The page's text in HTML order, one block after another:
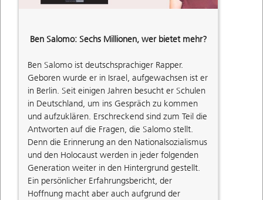
Ben Salomo: Sechs Millionen, wer bietet mehr?
Ben Salomo ist deutschsprachiger Rapper.
Geboren wurde er in Israel, aufgewachsen ist er
in Berlin. Seit einigen Jahren besucht er Schulen
in Deutschland, um ins Gespräch zu kommen
und aufzuklären. Erschreckend sind zum Teil die
Antworten auf die Fragen, die Salomo stellt.
Denn die Erinnerung an den Nationalsozialismus
und den Holocaust werden in jeder folgenden
Generation weiter in den Hintergrund gestellt.
Ein persönlicher Erfahrungsbericht, der
Hoffnung macht aber auch aufgrund der